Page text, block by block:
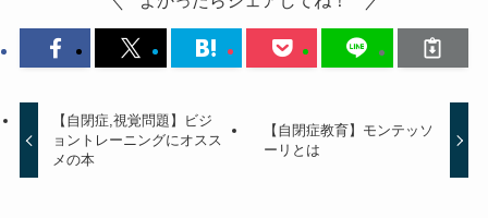
【自閉症,視覚問題】ビジ
ョントレーニングにオスス
メの本
【自閉症教育】モンテッソ
ーリとは